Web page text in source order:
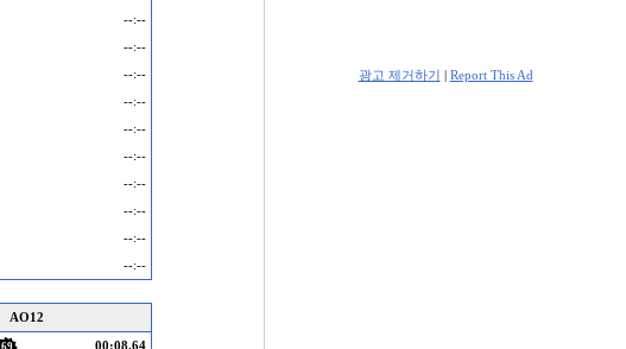
--:--
--:--
--:--
--:--
--:--
--:--
--:--
--:--
--:--
--:--
AO12
69
00:08.64
광고 제거하기 | Report This Ad